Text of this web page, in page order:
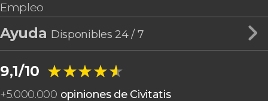
Empleo
Ayuda Disponibles 24 / 7
9,1/10 ★★★★★
★★★★★
+5.000.000 opiniones de Civitatis